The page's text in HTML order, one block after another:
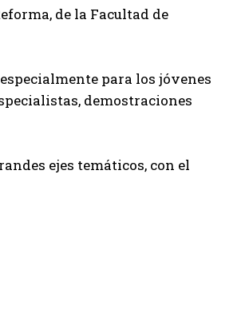
de la Facultad de
para los jóvenes
demostraciones
ejes temáticos, con el